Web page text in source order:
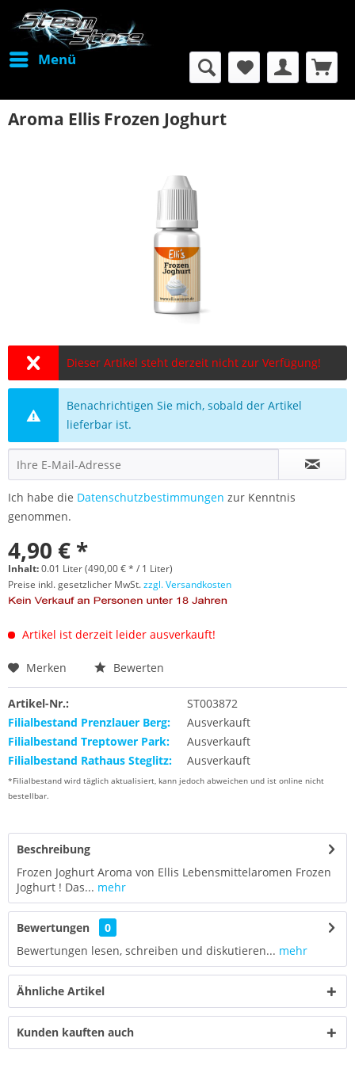
Menü
Aroma Ellis Frozen Joghurt
Dieser Artikel steht derzeit nicht zur Verfügung!
Benachrichtigen Sie mich, sobald der Artikel
lieferbar ist.
Ich habe die Datenschutzbestimmungen zur Kenntnis
genommen.
4,90 € *
Inhalt:0.01 Liter (490,00 € * / 1 Liter)
Preise inkl. gesetzlicher MwSt.zzgl. Versandkosten
Artikel ist derzeit leider ausverkauft!
Merken Bewerten
Artikel-Nr.:
ST003872
Filialbestand Prenzlauer Berg:
Ausverkauft
Filialbestand Treptower Park:
Ausverkauft
Filialbestand Rathaus Steglitz:
Ausverkauft
*Filialbestand wird täglich aktualisiert, kann jedoch abweichen und ist online nicht
bestellbar.
Beschreibung
Frozen Joghurt Aroma von Ellis Lebensmittelaromen Frozen
Joghurt ! Das... mehr
Bewertungen
0
Bewertungen lesen, schreiben und diskutieren... mehr
Ähnliche Artikel
Kunden kauften auch